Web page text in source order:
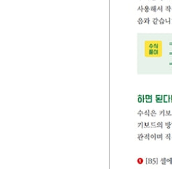
하면 된다! } 빈 셀
하면 된다! } 빈 행
하면 된다! } 화면
하면 된다! } 실수로
05-6 텍스트 나누기
하면 된다! } 하나
하면 된다! } 너비
하면 된다! } 문자로